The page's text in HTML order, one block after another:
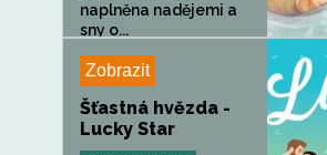
naplněna nadějemi a
sny o...
Zobrazit
Šťastná hvězda -
Lucky Star